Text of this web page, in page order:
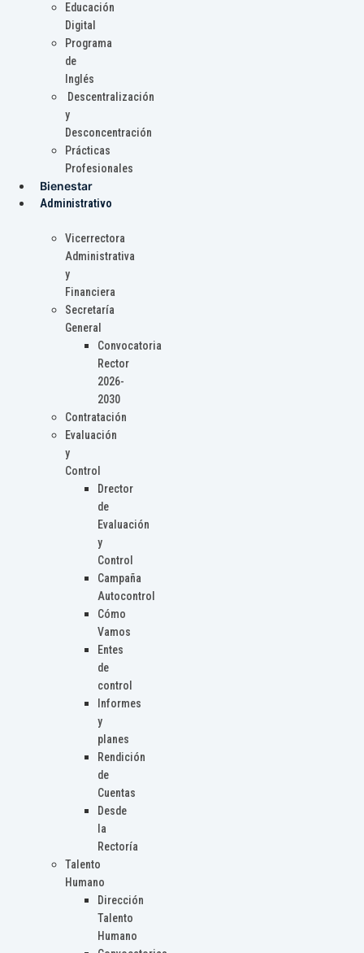
Educación
Digital
Programa
de
Inglés
Descentralización
y
Desconcentración
Prácticas
Profesionales
Bienestar
Administrativo
Vicerrectora
Administrativa
y
Financiera
Secretaría
General
Convocatoria
Rector
2026-
2030
Contratación
Evaluación
y
Control
Drector
de
Evaluación
y
Control
Campaña
Autocontrol
Cómo
Vamos
Entes
de
control
Informes
y
planes
Rendición
de
Cuentas
Desde
la
Rectoría
Talento
Humano
Dirección
Talento
Humano